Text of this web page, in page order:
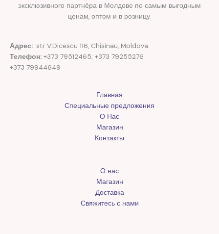
эксклюзивного партнёра в Молдове по самым выгодным
ценам, оптом и в розницу.
Адрес: str V.Dicescu 116, Chisinau, Moldova.
Телефон: +373 79512465; +373 79255276
+373 79944649
Главная
Специальные предложения
О Нас
Магазин
Контакты
О нас
Магазин
Доставка
Свяжитесь с нами